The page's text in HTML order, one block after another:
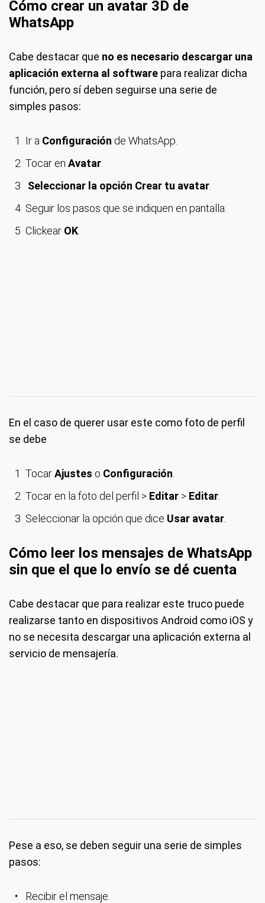
Cómo crear un avatar 3D de
WhatsApp
Cabe destacar que no es necesario descargar una
aplicación externa al software para realizar dicha
función, pero sí deben seguirse una serie de
simples pasos:
Ir a Configuración de WhatsApp.
Tocar en Avatar
Seleccionar la opción Crear tu avatar
Seguir los pasos que se indiquen en pantalla.
Clickear OK
En el caso de querer usar este como foto de perfil
se debe
TocarAjustes o Configuración
Tocar en la foto del perfil > Editar > Editar
Seleccionar la opción que dice Usar avatar
Cómo leer los mensajes de WhatsApp
sin que el que lo envío se dé cuenta
Cabe destacar que para realizar este truco puede
realizarse tanto en dispositivos Android como iOS y
no se necesita descargar una aplicación externa al
servicio de mensajería.
Pese a eso, se deben seguir una serie de simples
pasos:
Recibir el mensaje.